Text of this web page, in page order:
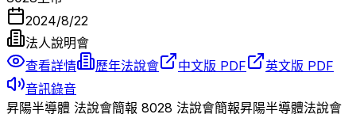
2024/8/22
法人說明會
查看詳情
歷年法說會 中文版 PDF
英文版 PDF
音訊錄音
昇陽半導體 法說會簡報 8028 法說會簡報昇陽半導體法說會